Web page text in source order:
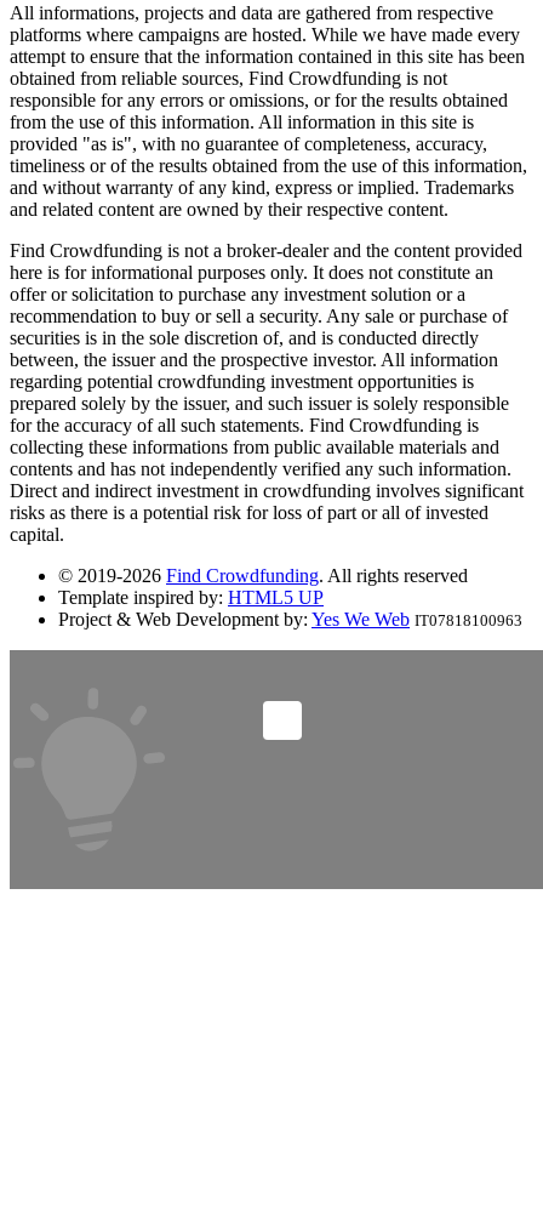
All informations, projects and data are gathered from respective
platforms where campaigns are hosted. While we have made every
attempt to ensure that the information contained in this site has been
obtained from reliable sources, Find Crowdfunding is not
responsible for any errors or omissions, or for the results obtained
from the use of this information. All information in this site is
provided "as is", with no guarantee of completeness, accuracy,
timeliness or of the results obtained from the use of this information,
and without warranty of any kind, express or implied. Trademarks
and related content are owned by their respective content.
Find Crowdfunding is not a broker-dealer and the content provided
here is for informational purposes only. It does not constitute an
offer or solicitation to purchase any investment solution or a
recommendation to buy or sell a security. Any sale or purchase of
securities is in the sole discretion of, and is conducted directly
between, the issuer and the prospective investor. All information
regarding potential crowdfunding investment opportunities is
prepared solely by the issuer, and such issuer is solely responsible
for the accuracy of all such statements. Find Crowdfunding is
collecting these informations from public available materials and
contents and has not independently verified any such information.
Direct and indirect investment in crowdfunding involves significant
risks as there is a potential risk for loss of part or all of invested
capital.
© 2019-2026 Find Crowdfunding. All rights reserved
Template inspired by: HTML5 UP
Project & Web Development by: Yes We Web IT07818100963